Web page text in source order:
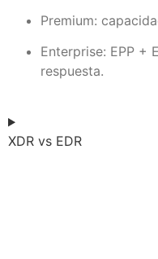
Premium:
Enterprise: EPP +
respuesta.
XDR vs EDR